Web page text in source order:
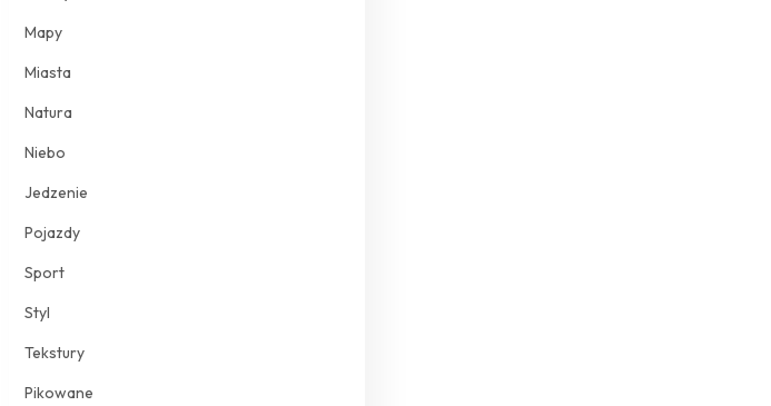
Mapy
Miasta
Natura
Niebo
Jedzenie
Pojazdy
Sport
Styl
Tekstury
Pikowane